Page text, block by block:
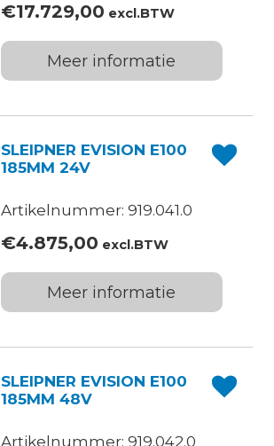
€17.729,00 excl.BTW
Meer informatie
SLEIPNER EVISION E100
185MM 24V
Artikelnummer: 919.041.0
€4.875,00 excl.BTW
Meer informatie
SLEIPNER EVISION E100
185MM 48V
Artikelnummer: 919.042.0